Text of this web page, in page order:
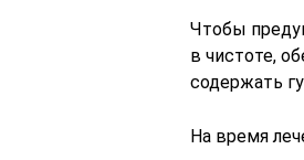
Чтобы
в чистоте,
содержать
На время